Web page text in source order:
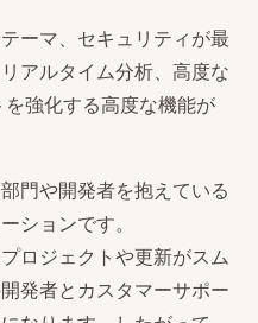
ーマ、セキュリティが最
アルタイム分析、高度な
強化する高度な機能が
門や開発者を抱えている
ションです。
ロジェクトや更新がスム
発者とカスタマーサポー